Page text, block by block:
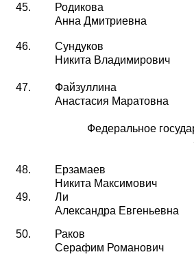
45.
Родикова
Анна Дмитриевна
46.
Сундуков
Никита Владимирович
47.
Файзуллина
Анастасия Маратовна
Федеральное
48.
Ерзамаев
Никита Максимович
49.
Ли
Александра Евгеньевна
50.
Раков
Серафим Романович